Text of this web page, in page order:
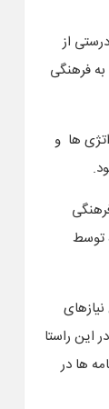
از
فرهنگی
ها و
در امور فرهنگی
توسط
این راستا
ها در